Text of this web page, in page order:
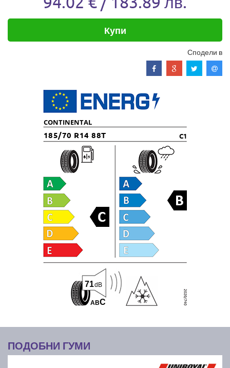
Купи
Сподели в
CONTINENTAL
185/70 R14 88T C1
ABC
71dB
ПОДОБНИ ГУМИ